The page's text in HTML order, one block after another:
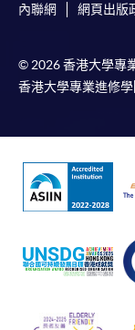
內聯網 網頁出版
© 2026 香港大學專
香港大學專業進修